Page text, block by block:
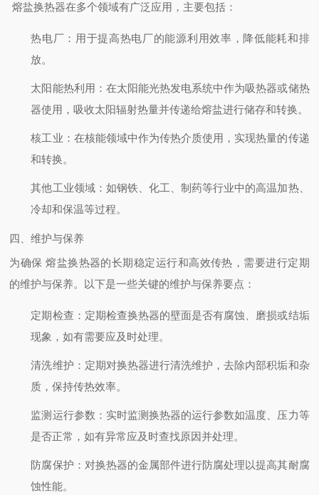
熔盐换热器在多个领域有广泛应用，主要包括：
热电厂 ：用于提高热电厂的能源利用效率，降低能耗和排
放。
太阳能热利用 ：在太阳能光热发电系统中作为吸热器或储热
器使用，吸收太阳辐射热量并传递给熔盐进行储存和转换。
核工业 ：在核能领域中作为传热介质使用，实现热量的传递
和转换。
其他工业领域：如钢铁、化工、制药等行业中的高温加热、
冷却和保温等过程。
四、维护与保养
为确保 熔盐换热器的长期稳定运行和高效传热，需要进行定期
的维护与保养。以下是一些关键的维护与保养要点：
定期检查 ：定期检查换热器的壁面是否有腐蚀、磨损或结垢
现象，如有需要应及时处理。
清洗维护 ：定期对换热器进行清洗维护，去除内部积垢和杂
质，保持传热效率。
监测运行参数 ：实时监测换热器的运行参数如温度、压力等
是否正常，如有异常应及时查找原因并处理。
防腐保护 ：对换热器的金属部件进行防腐处理以提高其耐腐
蚀性能。